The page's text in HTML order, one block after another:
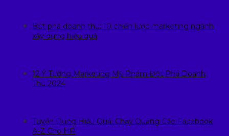
Bứt phá doanh thu: 10 chiến lược marketing ngành
xây dựng hiệu quả
12 Ý Tưởng Marketing Mỹ Phẩm Đột Phá Doanh
Thu 2024
Tuyển Dụng Hiệu Quả: Chạy Quảng Cáo Facebook
A-Z Cho HR